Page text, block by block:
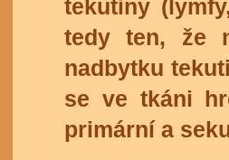
tekutiny
tedy ten, že
nadbytku
se ve tkáni
primární a